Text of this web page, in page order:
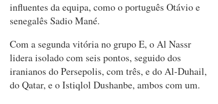
influentes da equipa, como o português Otávio e
senegalês Sadio Mané.
Com a segunda vitória no grupo E, o Al Nassr
lidera isolado com seis pontos, seguido dos
iranianos do Persepolis, com três, e do Al-Duhail,
do Qatar, e o Istiqlol Dushanbe, ambos com um.